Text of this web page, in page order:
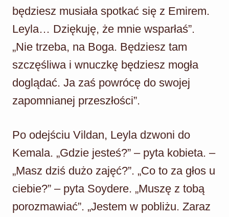
będziesz musiała spotkać się z Emirem.
Leyla… Dziękuję, że mnie wsparłaś”.
„Nie trzeba, na Boga. Będziesz tam
szczęśliwa i wnuczkę będziesz mogła
doglądać. Ja zaś powrócę do swojej
zapomnianej przeszłości”.
Po odejściu Vildan, Leyla dzwoni do
Kemala. „Gdzie jesteś?” – pyta kobieta. –
„Masz dziś dużo zajęć?”. „Co to za głos u
ciebie?” – pyta Soydere. „Muszę z tobą
porozmawiać”. „Jestem w pobliżu. Zaraz